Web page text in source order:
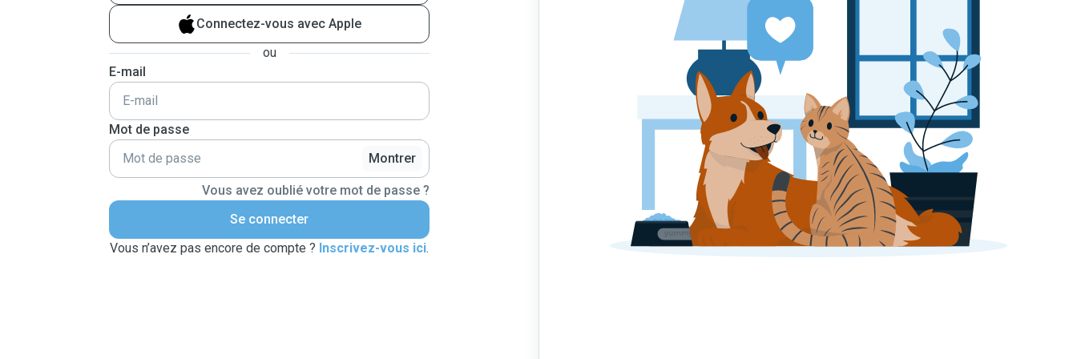
Connectez-vous avec Apple
ou
E-mail
Mot de passe
Montrer
Vous avez oublié votre mot de passe ?
Se connecter
Vous n’avez pas encore de compte ? Inscrivez-vous ici.